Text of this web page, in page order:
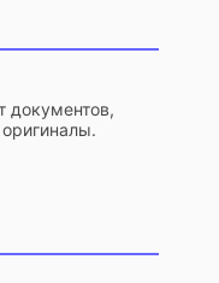
документов,